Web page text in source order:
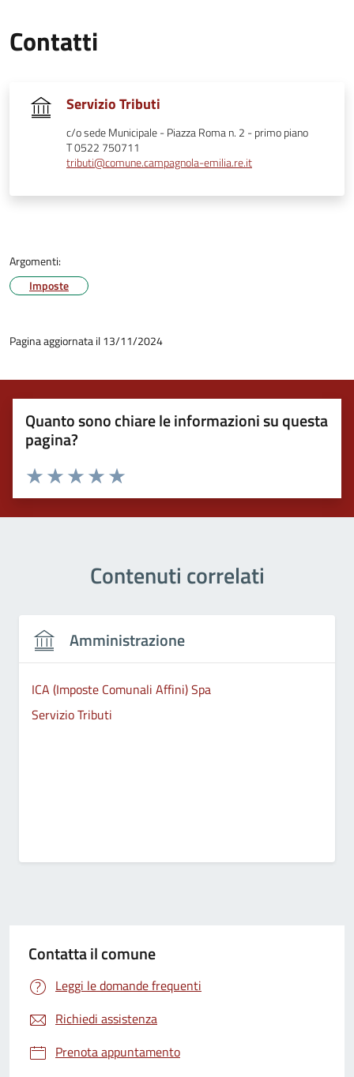
Contatti
Servizio Tributi
c/o sede Municipale - Piazza Roma n. 2 - primo piano
T 0522 750711
tributi@comune.campagnola-emilia.re.it
Argomenti:
Imposte
Pagina aggiornata il 13/11/2024
Quanto sono chiare le informazioni su questa
pagina?
Valuta 5 stelle su 5
Valuta 4 stelle su 5
Valuta 3 stelle su 5
Valuta 2 stelle su 5
Valuta 1 stelle su 5
Contenuti correlati
Amministrazione
ICA (Imposte Comunali Affini) Spa
Servizio Tributi
Contatta il comune
Leggi le domande frequenti
Richiedi assistenza
Prenota appuntamento